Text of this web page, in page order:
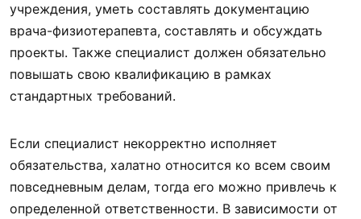
учреждения, уметь составлять документацию
врача-физиотерапевта, составлять и обсуждать
проекты. Также специалист должен обязательно
повышать свою квалификацию в рамках
стандартных требований.
Если специалист некорректно исполняет
обязательства, халатно относится ко всем своим
повседневным делам, тогда его можно привлечь к
определенной ответственности. В зависимости от